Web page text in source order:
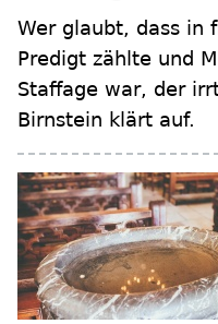
Wer glaubt, dass in
Predigt zählte und
Staffage war, der
Birnstein klärt auf.